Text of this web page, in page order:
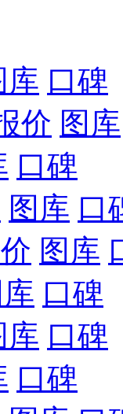
库 口碑
价 图库
口碑
图库 口
图库
口碑
库 口碑
口碑